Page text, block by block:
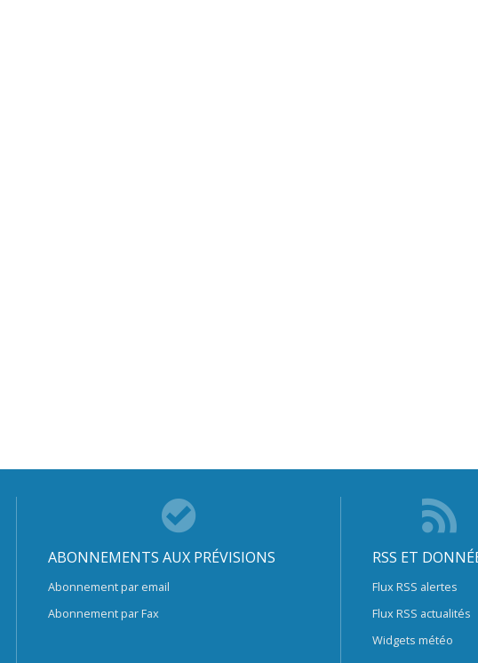
ABONNEMENTS AUX PRÉVISIONS
Abonnement par email
Abonnement par Fax
RSS ET
Flux RSS alertes
Flux RSS actualités
Widgets météo